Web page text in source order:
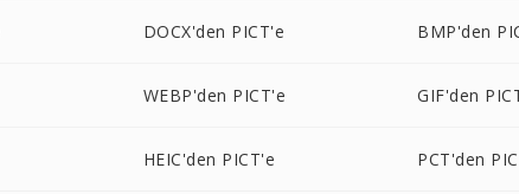
DOCX'den PICT'e BMP'den
WEBP'den PICT'e GIF'den
HEIC'den PICT'e PCT'den